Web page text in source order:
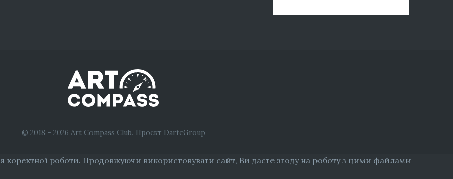
© 2018 - 2026 Art Compass Club. Проєкт DartcGroup
роботи. Продовжуючи використовувати сайт, Ви даєте згоду на роботу з цими файлами